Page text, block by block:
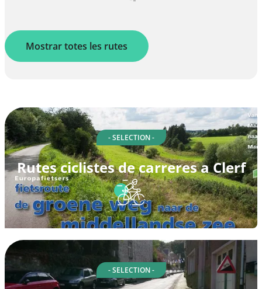
Mostrar totes les rutes
- SELECTION -
Rutes ciclistes de carreres a Clerf
- SELECTION -